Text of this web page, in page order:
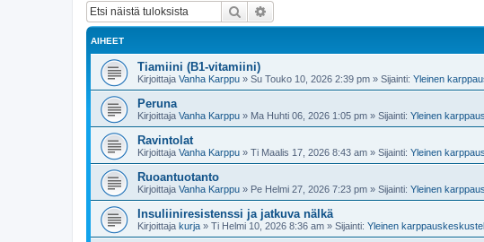
Etsi
AIHEET
Tiamiini (B1-vitamiini)
Kirjoittaja Vanha Karppu » Su Touko 10, 2026 2:39 pm » Sijainti: Yleinen
Peruna
Kirjoittaja Vanha Karppu » Ma Huhti 06, 2026 1:05 pm » Sijainti: Yleinen
Ravintolat
Kirjoittaja Vanha Karppu » Ti Maalis 17, 2026 8:43 am » Sijainti: Yleinen
Ruoantuotanto
Kirjoittaja Vanha Karppu » Pe Helmi 27, 2026 7:23 pm » Sijainti: Yleinen
Insuliiniresistenssi ja jatkuva nälkä
Kirjoittaja kurja » Ti Helmi 10, 2026 8:36 am » Sijainti: Yleinen